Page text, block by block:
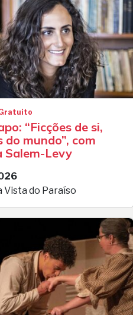
“Ficções de si,
do mundo”, com
Salem-Levy
Vista do Paraíso